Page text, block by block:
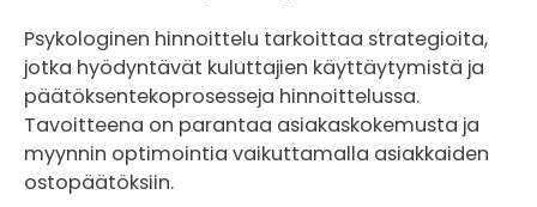
Psykologinen hinnoittelu tarkoittaa strategioita,
jotka hyödyntävät kuluttajien käyttäytymistä ja
päätöksentekoprosesseja hinnoittelussa.
Tavoitteena on parantaa asiakaskokemusta ja
myynnin optimointia vaikuttamalla asiakkaiden
ostopäätöksiin.